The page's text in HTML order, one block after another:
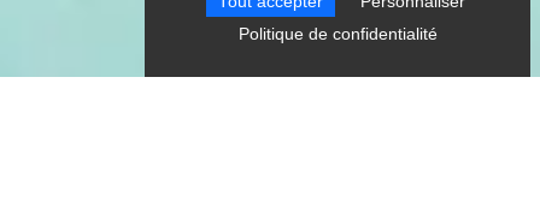
Politique de confidentialité